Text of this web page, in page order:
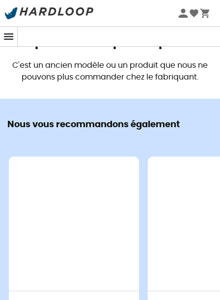
Promos d'été 🔥 -5 % EXTRA dès 2 produits* code Summer5
C'est un ancien modèle ou un produit que nous ne
pouvons plus commander chez le fabriquant.
Nous vous recommandons également